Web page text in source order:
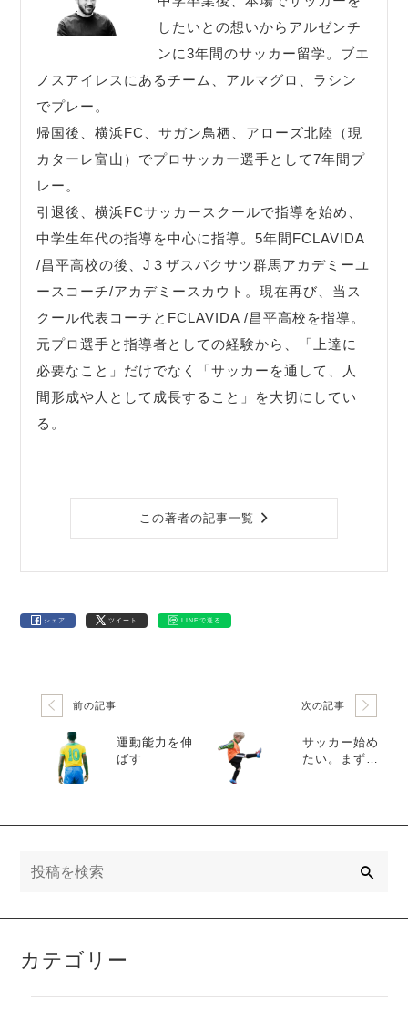
したいとの想いからアルゼンチ
ンに3年間のサッカー留学。ブエ
ノスアイレスにあるチーム、アルマグロ、ラシン
でプレー。
帰国後、横浜FC、サガン鳥栖、アローズ北陸（現
カターレ富山）でプロサッカー選手として7年間プ
レー。
引退後、横浜FCサッカースクールで指導を始め、
中学生年代の指導を中心に指導。5年間FCLAVIDA
/昌平高校の後、J３ザスパクサツ群馬アカデミーユ
ースコーチ/アカデミースカウト。現在再び、当ス
クール代表コーチとFCLAVIDA /昌平高校を指導。
元プロ選手と指導者としての経験から、「上達に
必要なこと」だけでなく「サッカーを通して、人
間形成や人として成長すること」を大切にしてい
る。
この著者の記事一覧
シェア ツイート LINEで送る
前の記事
運動能力を伸
ばす
次の記事
サッカー始め
たい。まず、
カテゴリー